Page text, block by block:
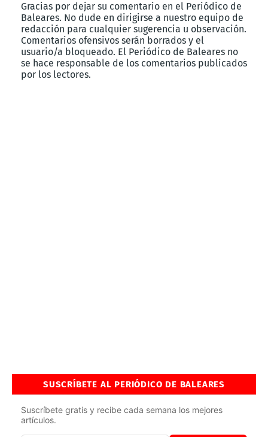
Gracias por dejar su comentario en el Periódico de
Baleares. No dude en dirigirse a nuestro equipo de
redacción para cualquier sugerencia u observación.
Comentarios ofensivos serán borrados y el
usuario/a bloqueado. El Periódico de Baleares no
se hace responsable de los comentarios publicados
por los lectores.
SUSCRÍBETE AL PERIÓDICO DE BALEARES
Suscríbete gratis y recibe cada semana los mejores
artículos.